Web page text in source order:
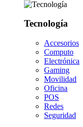
Tecnología
Accesorios
Computo
Electrónica
Gaming
Movilidad
Oficina
POS
Redes
Seguridad